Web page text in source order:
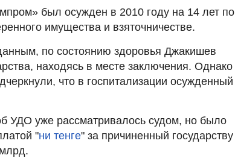
был осужден в 2010 году на 14 лет по
имущества и взяточничестве.
по состоянию здоровья Джакишев
находясь в месте заключения. Однако
что в госпитализации осужденный
УДО уже рассматривалось судом, но было
"ни тенге" за причиненный государству